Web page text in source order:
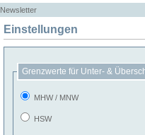
Newsletter
Einstellungen
Grenzwerte für Unter- &
MHW / MNW
HSW